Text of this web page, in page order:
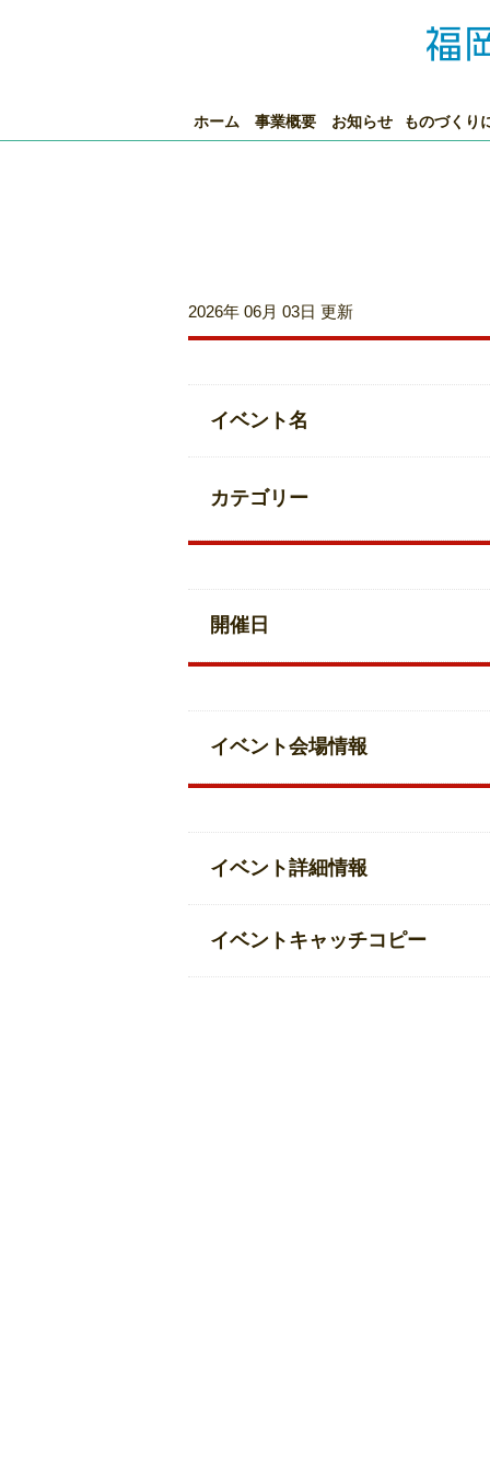
ホーム 事業概要 お知らせ ものづくり
2026年 06月 03日 更新
イベント名
カテゴリー
開催日
イベント会場情報
イベント詳細情報
イベントキャッチコピー